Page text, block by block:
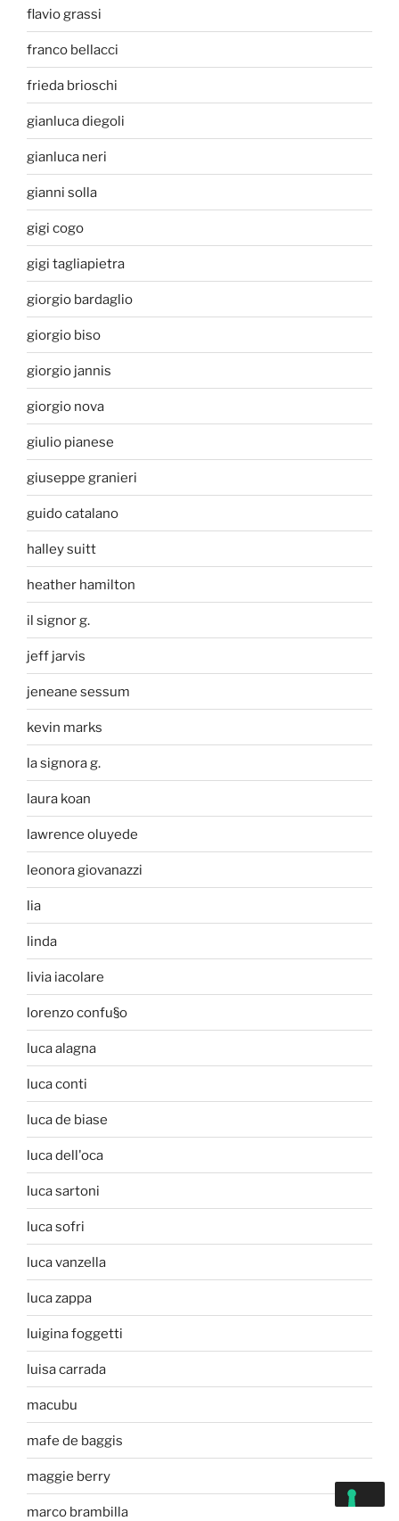
flavio grassi
franco bellacci
frieda brioschi
gianluca diegoli
gianluca neri
gianni solla
gigi cogo
gigi tagliapietra
giorgio bardaglio
giorgio biso
giorgio jannis
giorgio nova
giulio pianese
giuseppe granieri
guido catalano
halley suitt
heather hamilton
il signor g.
jeff jarvis
jeneane sessum
kevin marks
la signora g.
laura koan
lawrence oluyede
leonora giovanazzi
lia
linda
livia iacolare
lorenzo confu§o
luca alagna
luca conti
luca de biase
luca dell'oca
luca sartoni
luca sofri
luca vanzella
luca zappa
luigina foggetti
luisa carrada
macubu
mafe de baggis
maggie berry
marco brambilla